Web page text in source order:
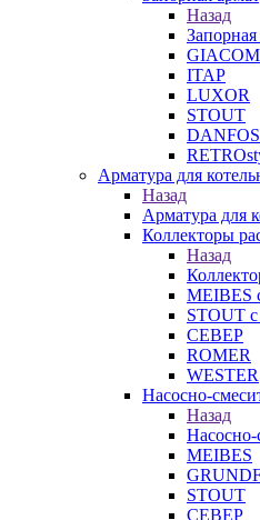
Назад
ITAP
LUXOR
STOUT
Арматура для
Назад
Арматура для
Коллекторы
Назад
MEIBES
STOUT с
СЕВЕР
ROMER
WESTER
Насосно-
Назад
MEIBES
STOUT
СЕВЕР